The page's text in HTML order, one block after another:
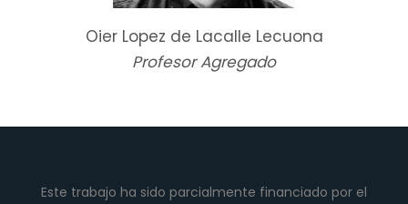
Oier Lopez de Lacalle Lecuona
Profesor Agregado
Este trabajo ha sido parcialmente financiado por el